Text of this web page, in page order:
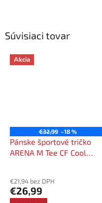
Súvisiaci tovar
Akcia
€32,99 –18 %
Pánske športové tričko
ARENA M Tee CF Cool
€21,94 bez DPH
€26,99